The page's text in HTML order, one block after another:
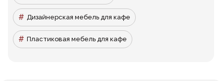
Дизайнерская мебель для кафе
Пластиковая мебель для кафе